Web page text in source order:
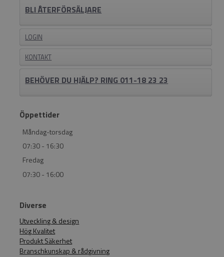
BLI ÅTERFÖRSÄLJARE
LOGIN
KONTAKT
BEHÖVER DU HJÄLP? RING 011-18 23 23
Öppettider
Måndag-torsdag
07:30 - 16:30
Fredag
07:30 - 16:00
Diverse
Utveckling & design
Hög Kvalitet
Produkt Säkerhet
Branschkunskap & rådgivning